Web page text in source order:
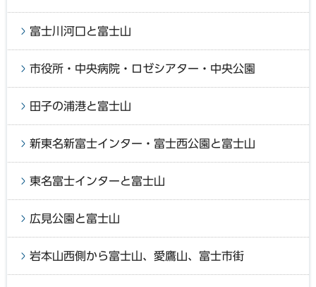
富士川河口と富士山
市役所・中央病院・ロゼシアター・中央公園
田子の浦港と富士山
新東名新富士インター・富士西公園と富士山
東名富士インターと富士山
広見公園と富士山
岩本山西側から富士山、愛鷹山、富士市街